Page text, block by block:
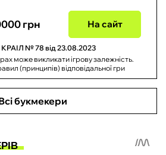
грн На сайт
КРАІЛ № 78 від 23.08.2023
може викликати ігрову залежність.
(принципів) відповідальної гри
букмекери